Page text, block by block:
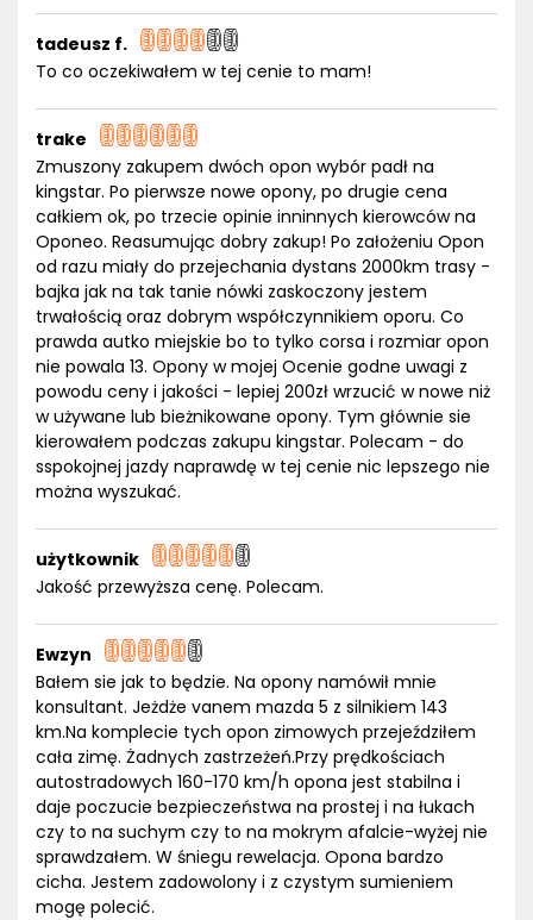
tadeusz f.
To co oczekiwałem w tej cenie to mam!
trake
Zmuszony zakupem dwóch opon wybór padł na
kingstar. Po pierwsze nowe opony, po drugie cena
całkiem ok, po trzecie opinie inninnych kierowców na
Oponeo. Reasumując dobry zakup! Po założeniu Opon
od razu miały do przejechania dystans 2000km trasy -
bajka jak na tak tanie nówki zaskoczony jestem
trwałością oraz dobrym współczynnikiem oporu. Co
prawda autko miejskie bo to tylko corsa i rozmiar opon
nie powala 13. Opony w mojej Ocenie godne uwagi z
powodu ceny i jakości - lepiej 200zł wrzucić w nowe niż
w używane lub bieżnikowane opony. Tym głównie sie
kierowałem podczas zakupu kingstar. Polecam - do
sspokojnej jazdy naprawdę w tej cenie nic lepszego nie
można wyszukać.
użytkownik
Jakość przewyższa cenę. Polecam.
Ewzyn
Bałem sie jak to będzie. Na opony namówił mnie
konsultant. Jeżdże vanem mazda 5 z silnikiem 143
km.Na komplecie tych opon zimowych przejeździłem
cała zimę. Żadnych zastrzeżeń.Przy prędkościach
autostradowych 160-170 km/h opona jest stabilna i
daje poczucie bezpieczeństwa na prostej i na łukach
czy to na suchym czy to na mokrym afalcie-wyżej nie
sprawdzałem. W śniegu rewelacja. Opona bardzo
cicha. Jestem zadowolony i z czystym sumieniem
mogę polecić.